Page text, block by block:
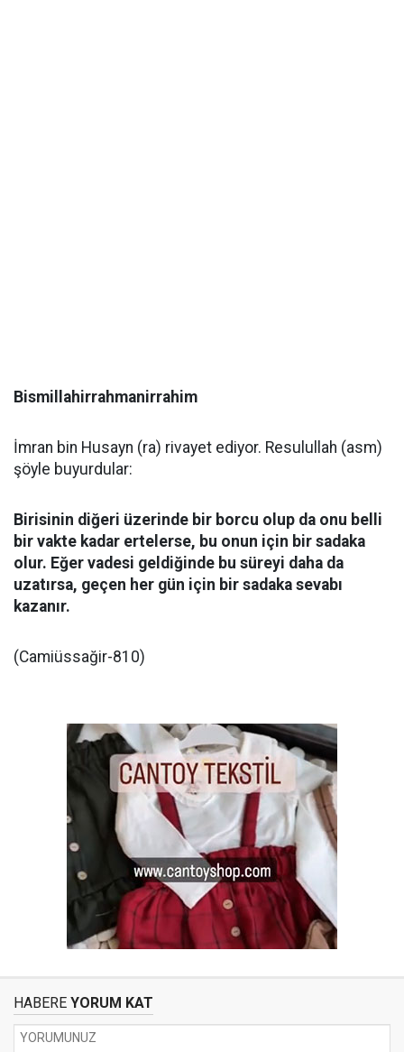
Bismillahirrahmanirrahim
İmran bin Husayn (ra) rivayet ediyor. Resulullah (asm)
şöyle buyurdular:
Birisinin diğeri üzerinde bir borcu olup da onu belli
bir vakte kadar ertelerse, bu onun için bir sadaka
olur. Eğer vadesi geldiğinde bu süreyi daha da
uzatırsa, geçen her gün için bir sadaka sevabı
kazanır.
(Camiüssağir-810)
HABERE YORUM KAT